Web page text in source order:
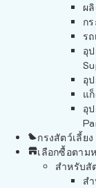
ผ
ก
ร
อุ
อุ
แ
อุ
กรงสัตว์เลี้ย
เลือกซื้อตาม
สำหรับสั
ส